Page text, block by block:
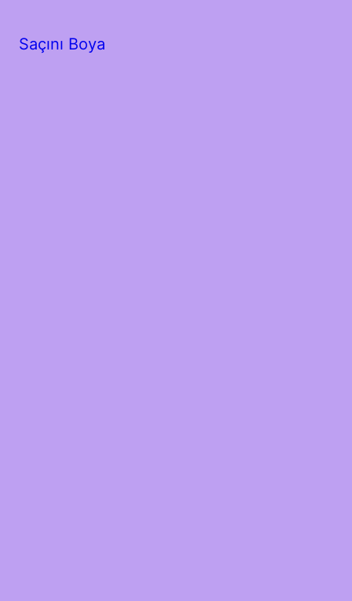
Saçını Boya